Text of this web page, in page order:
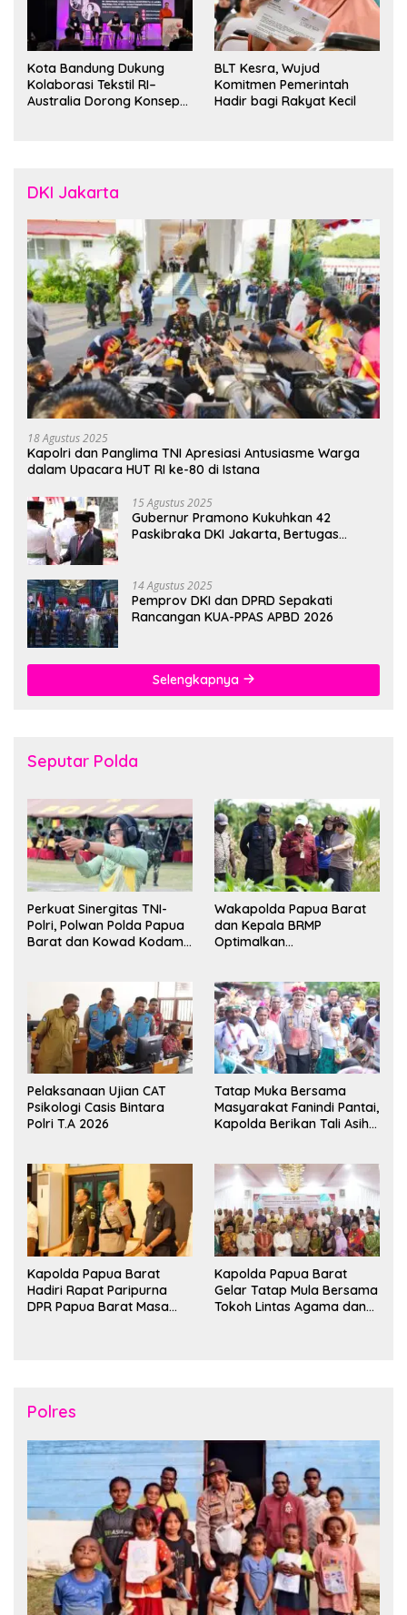
Kota Bandung Dukung
Kolaborasi Tekstil RI–
Australia Dorong Konsep
BLT Kesra, Wujud
Komitmen Pemerintah
Hadir bagi Rakyat Kecil
DKI Jakarta
18 Agustus 2025
Kapolri dan Panglima TNI Apresiasi Antusiasme Warga
dalam Upacara HUT RI ke-80 di Istana
15 Agustus 2025
Gubernur Pramono Kukuhkan 42
Paskibraka DKI Jakarta, Bertugas
14 Agustus 2025
Pemprov DKI dan DPRD Sepakati
Rancangan KUA-PPAS APBD 2026
Selengkapnya
Seputar Polda
Perkuat Sinergitas TNI-
Polri, Polwan Polda Papua
Barat dan Kowad Kodam
Persahabatan
Wakapolda Papua Barat
dan Kepala BRMP
Optimalkan
Pangan Papua Barat
Pelaksanaan Ujian CAT
Psikologi Casis Bintara
Polri T.A 2026
Tatap Muka Bersama
Masyarakat Fanindi Pantai,
Kapolda Berikan Tali Asih
Kapolda Papua Barat
Hadiri Rapat Paripurna
DPR Papua Barat Masa
Kapolda Papua Barat
Gelar Tatap Mula Bersama
Tokoh Lintas Agama dan
Polres